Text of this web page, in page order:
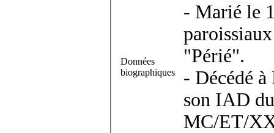
Données
biographiques
- Marié le
"Périé".
- Décédé à
son IAD
MC/ET/